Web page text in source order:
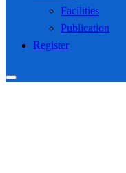
Facilities
Publication
Register